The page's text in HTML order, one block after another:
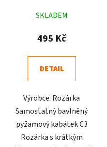
hodnocení
produktu
4,5
z
hvězdiček.
SKLADEM
495 Kč
DETAIL
Výrobce: Rozárka
Samostatný bavlněný
pyžamový kabátek C3
Rozárka s krátkým